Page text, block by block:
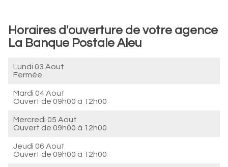
Horaires d'ouverture de votre agence
La Banque Postale Aleu
Lundi 03 Aout
Fermée
Mardi 04 Aout
Ouvert de 09h00 à 12h00
Mercredi 05 Aout
Ouvert de 09h00 à 12h00
Jeudi 06 Aout
Ouvert de 09h00 à 12h00